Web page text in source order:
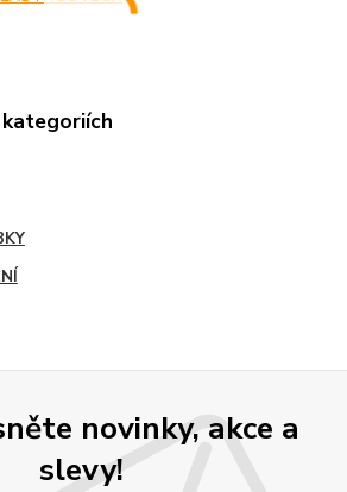
novinky, akce a
slevy!